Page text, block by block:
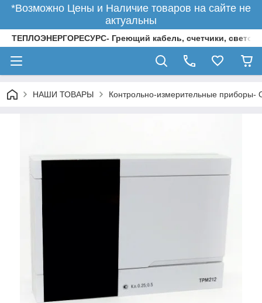
*Возможно Цены и Наличие товаров на сайте не
актуальны
ТЕПЛОЭНЕРГОРЕСУРС- Греющий кабель, счетчики,
НАШИ ТОВАРЫ Контрольно-измерительные приборы-